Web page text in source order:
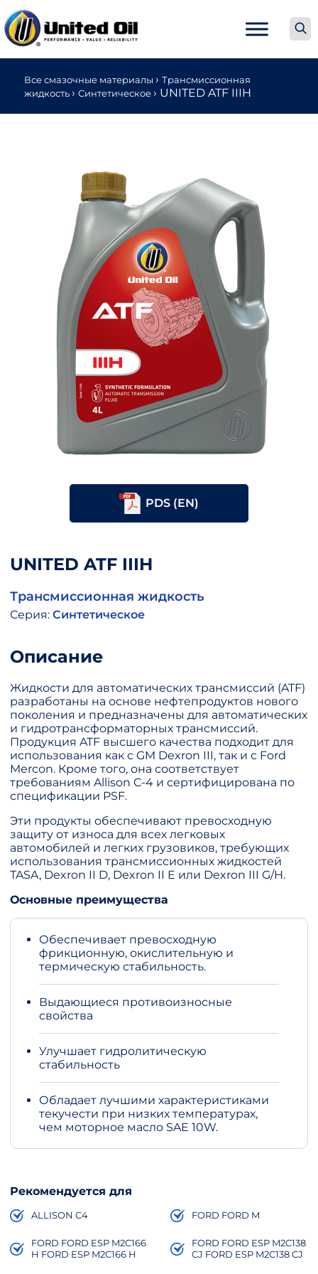
Все смазочные материалы› Трансмиссионная
жидкость› Синтетическое› UNITED ATF IIIH
PDS (EN)
UNITED ATF IIIH
Трансмиссионная жидкость
Серия:Синтетическое
Описание
Жидкости для автоматических трансмиссий (ATF)
разработаны на основе нефтепродуктов нового
поколения и предназначены для автоматических
и гидротрансформаторных трансмиссий.
Продукция ATF высшего качества подходит для
использования как с GM Dexron III, так и с Ford
Mercon. Кроме того, она соответствует
требованиям Allison C-4 и сертифицирована по
спецификации PSF.
Эти продукты обеспечивают превосходную
защиту от износа для всех легковых
автомобилей и легких грузовиков, требующих
использования трансмиссионных жидкостей
TASA, Dexron II D, Dexron II E или Dexron III G/H.
Основные преимущества
Обеспечивает превосходную
фрикционную, окислительную и
термическую стабильность.
Выдающиеся противоизносные
свойства
Улучшает гидролитическую
стабильность
Обладает лучшими характеристиками
текучести при низких температурах,
чем моторное масло SAE 10W.
Рекомендуется для
ALLISON C4 FORD FORD M
FORD FORD ESP M2C166
H FORD ESP M2C166 H
FORD FORD ESP M2C138
CJ FORD ESP M2C138 CJ